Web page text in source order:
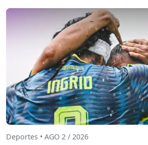
Deportes • AGO 2 / 2026